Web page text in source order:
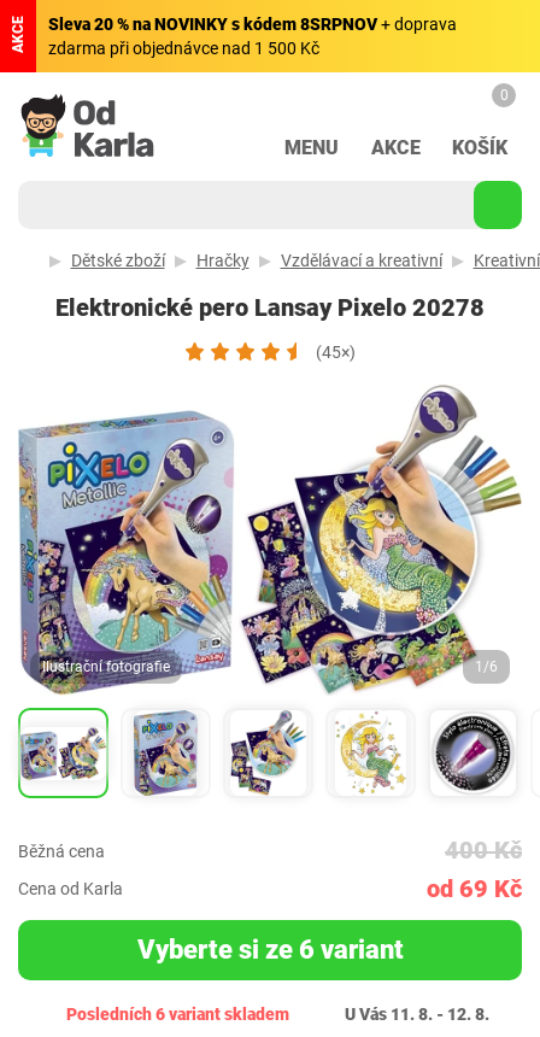
AKCE Sleva 20 % na NOVINKY s kódem 8SRPNOV+ doprava
zdarma při objednávce nad 1 500 Kč
MENU AKCE
0
KOŠÍK
Dětské zboží Hračky Vzdělávací a kreativní
Elektronické pero Lansay Pixelo 20278
(45×)
Ilustrační fotografie 1/6
Běžná cena 400 Kč
Cena od Karla od 69 Kč
Vyberte si ze 6 variant
Posledních 6 variant skladem
U Vás 11. 8. - 12. 8.